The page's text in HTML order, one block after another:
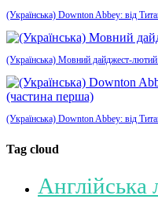
(Українська) Downton Abbey: від
(Українська) Мовний дайджест-
(Українська) Downton Abbey: від
Tag cloud
Aнглійська